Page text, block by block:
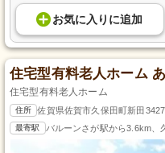
お気に入り に追加
住宅型有料老人ホーム
住宅型有料老人ホーム
住所 佐賀県佐賀市久保田町新田
最寄駅 バルーンさが駅から3.6km